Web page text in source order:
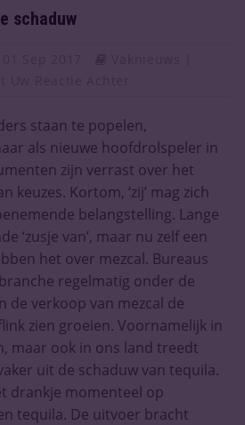
schaduw
staan te popelen,
als nieuwe hoofdrolspeler in
zijn verrast over het
keuzes. Kortom, ‘zij’ mag zich
belangstelling. Lange
‘zusje van’, maar nu zelf een
het over mezcal. Bureaus
regelmatig onder de
de verkoop van mezcal de
zien groeien. Voornamelijk in
maar ook in ons land treedt
uit de schaduw van tequila.
drankje momenteel op
tequila. De uitvoer bracht